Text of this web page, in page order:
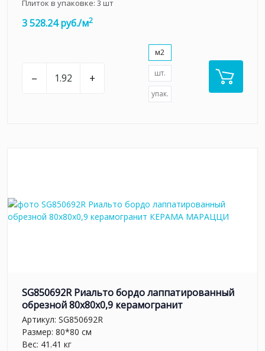
Плиток в упаковке: 3 шт
3 528.24 руб./м2
– +
м2
шт.
упак.
SG850692R Риальто бордо лаппатированный
обрезной 80x80x0,9 керамогранит
Артикул: SG850692R
Размер: 80*80 см
Вес: 41.41 кг